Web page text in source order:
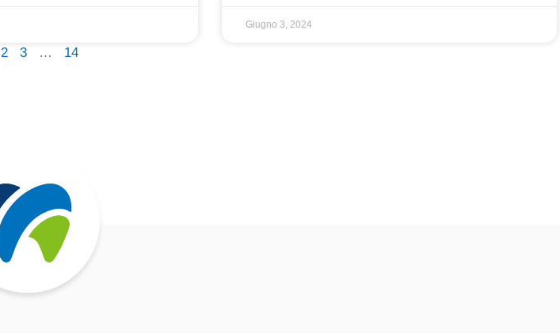
Giugno 3, 2024
2 3 … 14